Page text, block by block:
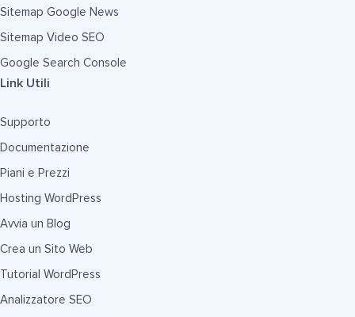
Sitemap Google News
Sitemap Video SEO
Google Search Console
Link Utili
Supporto
Documentazione
Piani e Prezzi
Hosting WordPress
Avvia un Blog
Crea un Sito Web
Tutorial WordPress
Analizzatore SEO